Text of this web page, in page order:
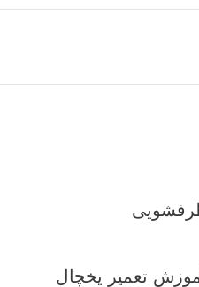
تعمیر یخچال